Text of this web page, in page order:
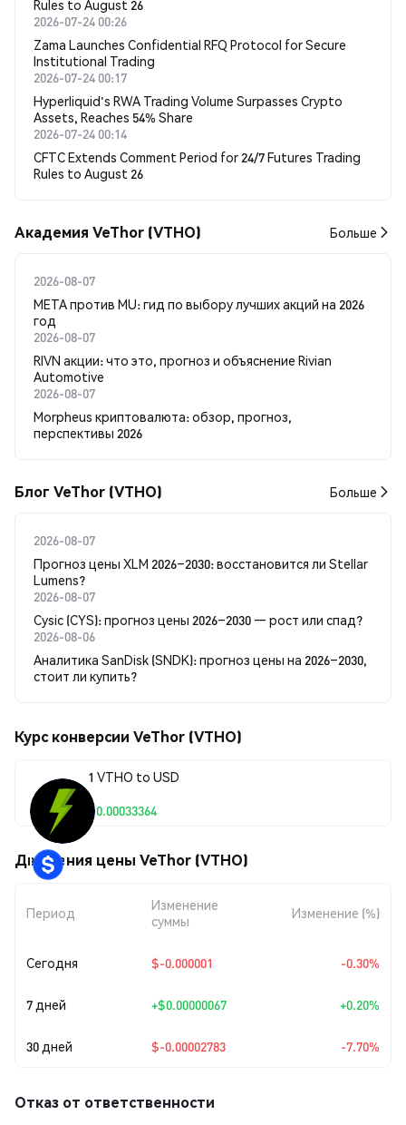
Rules to August 26
2026-07-24 00:26
Zama Launches Confidential RFQ Protocol for Secure
Institutional Trading
2026-07-24 00:17
Hyperliquid's RWA Trading Volume Surpasses Crypto
Assets, Reaches 54% Share
2026-07-24 00:14
CFTC Extends Comment Period for 24/7 Futures Trading
Rules to August 26
Академия VeThor (VTHO) Больше
2026-08-07
META против MU: гид по выбору лучших акций на 2026
год
2026-08-07
RIVN акции: что это, прогноз и объяснение Rivian
Automotive
2026-08-07
Morpheus криптовалюта: обзор, прогноз,
перспективы 2026
Блог VeThor (VTHO) Больше
2026-08-07
Прогноз цены XLM 2026–2030: восстановится ли Stellar
Lumens?
2026-08-07
Cysic (CYS): прогноз цены 2026–2030 — рост или спад?
2026-08-06
Аналитика SanDisk (SNDK): прогноз цены на 2026–2030,
стоит ли купить?
Курс конверсии VeThor (VTHO)
1 VTHO to USD
$0.00033364
Движения цены VeThor (VTHO)
Период
Изменение
суммы
Изменение (%)
Сегодня $-0.000001 -0.30%
7 дней +$0.00000067 +0.20%
30 дней $-0.00002783 -7.70%
Отказ от ответственности